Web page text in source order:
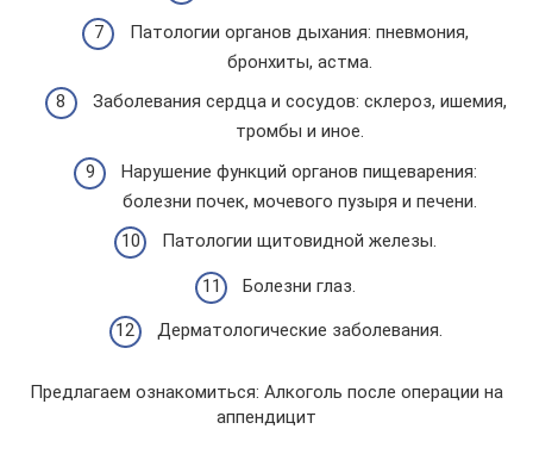
Патологии органов дыхания: пневмония,
бронхиты, астма.
Заболевания сердца и сосудов: склероз, ишемия,
тромбы и иное.
Нарушение функций органов пищеварения:
болезни почек, мочевого пузыря и печени.
Патологии щитовидной железы.
Болезни глаз.
Дерматологические заболевания.
Предлагаем ознакомиться: Алкоголь после операции на
аппендицит